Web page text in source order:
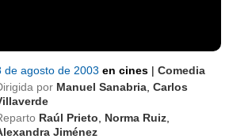
de agosto de 2003en cines | Comedia
por Manuel Sanabria ,Carlos
Raúl Prieto Norma Ruiz
Jiménez